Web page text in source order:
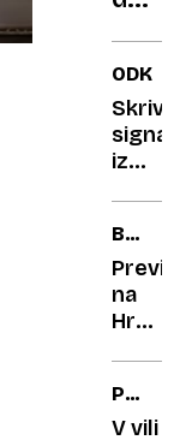
dobro
se
čas
signal
iz
iz
leta
1964
BREZ
na
3990
evrov
STE
V vili